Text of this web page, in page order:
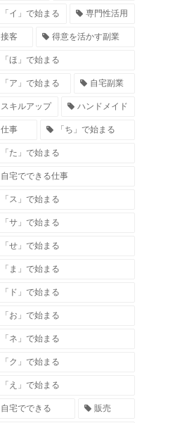
「イ」で始まる 専門性活用
接客 得意を活かす副業
「ほ」で始まる
「ア」で始まる 自宅副業
スキルアップ ハンドメイド
仕事 「ち」で始まる
「た」で始まる
自宅でできる仕事
「ス」で始まる
「サ」で始まる
「せ」で始まる
「ま」で始まる
「ド」で始まる
「お」で始まる
「ネ」で始まる
「ク」で始まる
「え」で始まる
自宅でできる 販売